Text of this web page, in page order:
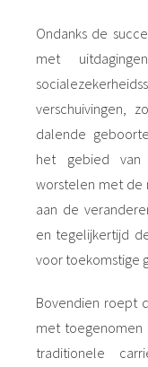
Ondanks de
met
verschuivingen,
dalende
het gebied van
worstelen met de
aan de
en tegelijkertijd
voor toekomstige
Bovendien roept
met toegenomen
traditionele